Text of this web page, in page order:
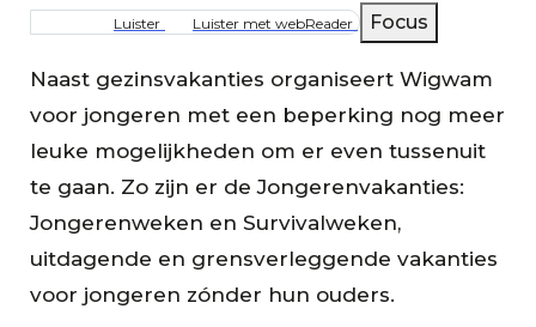
Luister Luister met webReader Focus
Naast gezinsvakanties organiseert Wigwam
voor jongeren met een beperking nog meer
leuke mogelijkheden om er even tussenuit
te gaan. Zo zijn er de Jongerenvakanties:
Jongerenweken en Survivalweken,
uitdagende en grensverleggende vakanties
voor jongeren zónder hun ouders.